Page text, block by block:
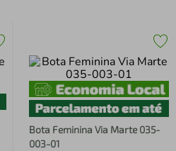
Bota Feminina Via Marte 035-
003-01